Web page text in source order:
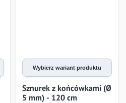
Wybierz wariant produktu
Sznurek z końcówkami (Ø
5 mm) - 120 cm